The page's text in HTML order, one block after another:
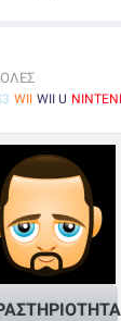
WII WII U